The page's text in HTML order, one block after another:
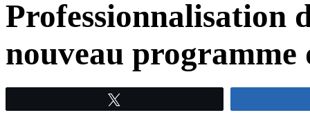
Professionnalisation
nouveau programme